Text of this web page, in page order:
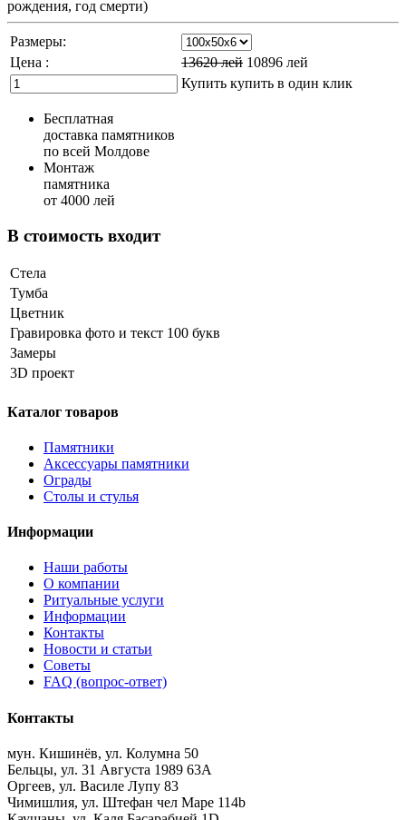
рождения, год смерти)
Размеры:
Цена :
13620лей 10896 лей
Купить купить в один клик
Бесплатная
доставка памятников
по всей Молдове
Монтаж
памятника
от 4000 лей
В стоимость входит
Стела
Тумба
Цветник
Гравировка фото и текст 100 букв
Замеры
3D проект
Каталог товаров
Памятники
Аксессуары памятники
Ограды
Столы и стулья
Информации
Наши работы
О компании
Ритуальные услуги
Информации
Контакты
Новости и статьи
Советы
FAQ (вопрос-ответ)
Контакты
мун. Кишинёв, ул. Колумна 50
Бельцы, ул. 31 Августа 1989 63А
Оргеев, ул. Василе Лупу 83
Чимишлия, ул. Штефан чел Маре 114b